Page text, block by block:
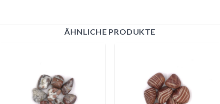
ÄHNLICHE PRODUKTE